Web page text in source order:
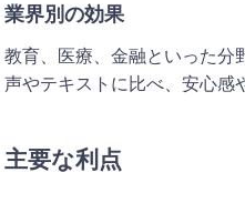
業界別の効果
教育、医療、金融といった分
声やテキストに比べ、安心感
主要な利点